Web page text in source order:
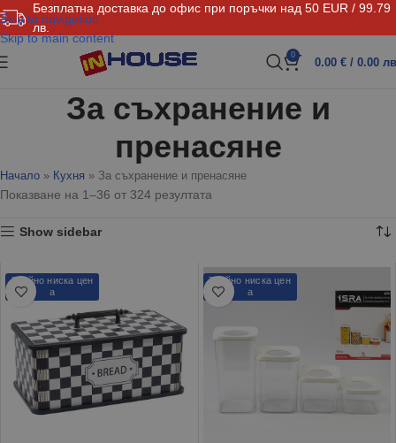
Безплатна доставка до офис при поръчки над 50 EUR / 99.79
лв.
Skip to navigation
Skip to main content
0
0.00 € / 0.00
За съхранение и
пренасяне
Начало » Кухня » За съхранение и пренасяне
Показване на 1–36 от 324 резултата
Show sidebar
Трайно ниска цен
а
Трайно ниска цен
а